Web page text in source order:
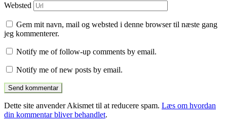
Websted
Gem mit navn, mail og websted i denne browser til næste gang
jeg kommenterer.
Notify me of follow-up comments by email.
Notify me of new posts by email.
Dette site anvender Akismet til at reducere spam. Læs om hvordan
din kommentar bliver behandlet.